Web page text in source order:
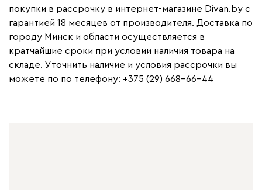
покупки в рассрочку в интернет-магазине Divan.by с
гарантией 18 месяцев от производителя. Доставка по
городу Минск и области осуществляется в
кратчайшие сроки при условии наличия товара на
складе. Уточнить наличие и условия рассрочки вы
можете по по телефону: +375 (29) 668-66-44